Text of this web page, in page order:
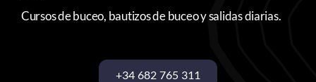
Cursos de buceo, bautizos de buceo y salidas diarias.
+34 682 765 311